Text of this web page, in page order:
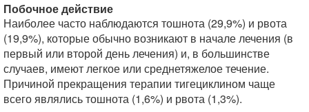
Побочное действие
Наиболее часто наблюдаются тошнота (29,9%) и рвота
(19,9%), которые обычно возникают в начале лечения (в
первый или второй день лечения) и, в большинстве
случаев, имеют легкое или среднетяжелое течение.
Причиной прекращения терапии тигециклином чаще
всего являлись тошнота (1,6%) и рвота (1,3%).